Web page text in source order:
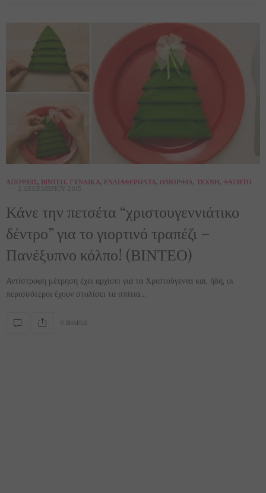
ΑΠΌΨΕΙΣ, ΒΊΝΤΕΟ, ΓΥΝΑΊΚΑ, ΕΝΔΙΑΦΈΡΟΝΤΑ, ΟΜΟΡΦΙΆ, ΤΈΧΝΗ, ΦΑΓΗΤΌ
2 ΔΕΚΕΜΒΡΊΟΥ 2015
Κάνε την πετσέτα “χριστουγεννιάτικο
δέντρο” για το γιορτινό τραπέζι –
Πανέξυπνο κόλπο! (ΒΙΝΤΕΟ)
Αντίστροφη μέτρηση έχει αρχίσει για τα Χριστούγεννα και, ήδη, οι
περισσότεροι έχουν στολίσει τα σπίτια…
0 SHARES